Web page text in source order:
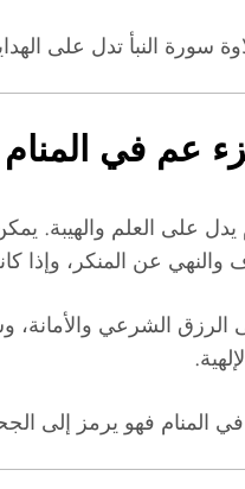
سورة النبأ تدل على
عم في المنام
على العلم والهيبة.
والنهي عن المنكر، وإذا
الشرعي
المنام فهو يرمز إلى